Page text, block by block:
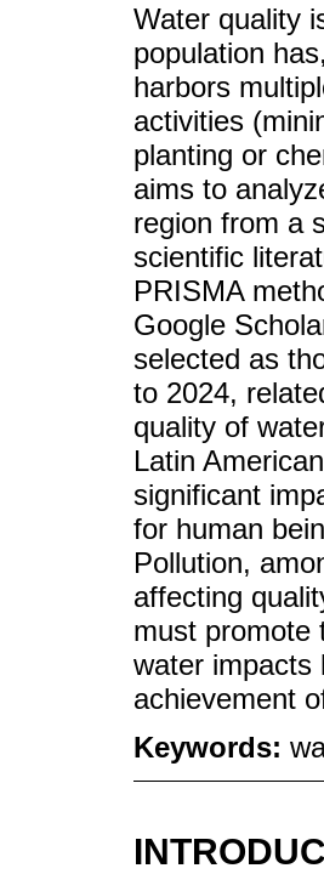
Water quality
population
harbors
activities
planting or
aims to
region from a
scientific
PRISMA
Google
selected as
to 2024,
quality of
Latin
significant
for human
Pollution,
affecting
must promote
water impacts
achievement
Keywords: